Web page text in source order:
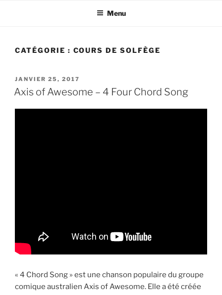
Menu
CATÉGORIE : COURS DE SOLFÈGE
PUBLIÉ
LE
JANVIER 25, 2017
Axis of Awesome – 4 Four Chord Song
« 4 Chord Song » est une chanson populaire du groupe
comique australien Axis of Awesome. Elle a été créée